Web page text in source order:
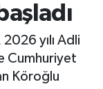
yılı Adli
Cumhuriyet
Köroğlu